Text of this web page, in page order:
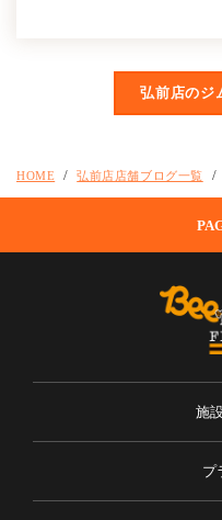
弘前店のジ
HOME 弘前店店舗ブログ一覧
施
プ